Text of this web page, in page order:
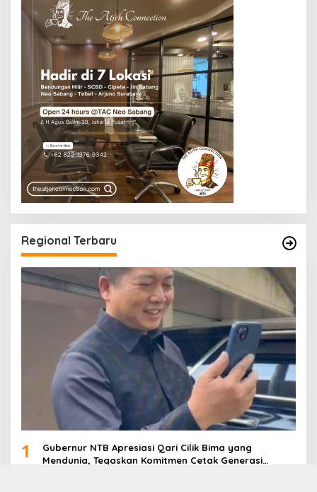
Regional Terbaru
1
Gubernur NTB Apresiasi Qari Cilik Bima yang
Mendunia, Tegaskan Komitmen Cetak Generasi